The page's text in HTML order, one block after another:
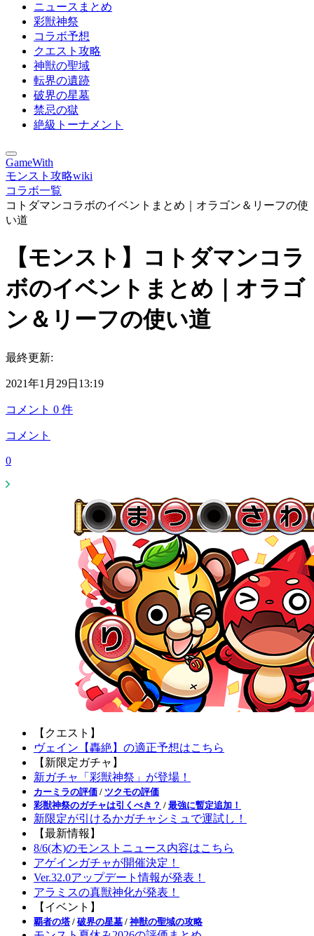
ニュースまとめ
彩獣神祭
コラボ予想
クエスト攻略
神獣の聖域
転界の遺跡
破界の星墓
禁忌の獄
絶級トーナメント
GameWith
モンスト攻略wiki
コラボ一覧
コトダマンコラボのイベントまとめ｜オラゴン＆リーフの使
い道
【モンスト】コトダマンコラ
ボのイベントまとめ｜オラゴ
ン＆リーフの使い道
最終更新:
2021年1月29日13:19
コメント 0 件
コメント
0
【クエスト】
ヴェイン【轟絶】の適正予想はこちら
【新限定ガチャ】
新ガチャ「彩獣神祭」が登場！
カーミラの評価 / ツクモの評価
彩獣神祭のガチャは引くべき？ / 最強に暫定追加！
新限定が引けるかガチャシミュで運試し！
【最新情報】
8/6(木)のモンストニュース内容はこちら
アゲインガチャが開催決定！
Ver.32.0アップデート情報が発表！
アラミスの真獣神化が発表！
【イベント】
覇者の塔 / 破界の星墓 / 神獣の聖域の攻略